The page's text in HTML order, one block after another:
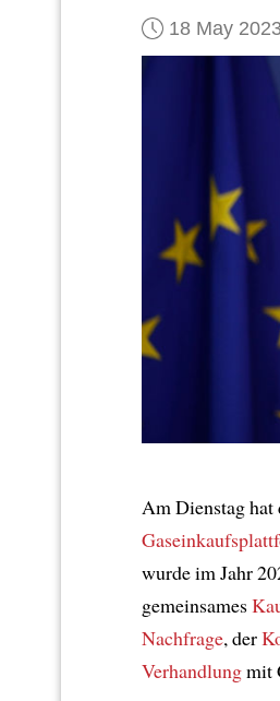
18 May
Am Dienstag hat
wurde im Jahr
gemeinsames
Nachfrage, der
Verhandlungmit